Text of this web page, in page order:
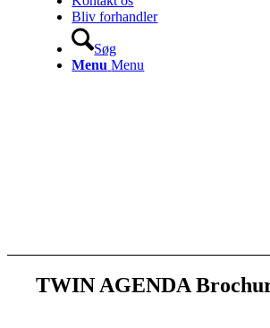
Bliv forhandler
Søg
Menu Menu
TWIN AGENDA